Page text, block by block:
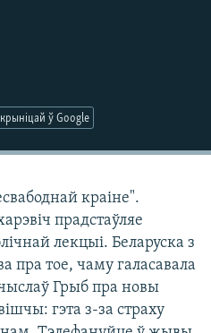
ў Google
краіне".
прадстаўляе
лекцыі. Беларуска з
пра тое, чаму галасавала
Грыб пра новы
гэта з-за страху